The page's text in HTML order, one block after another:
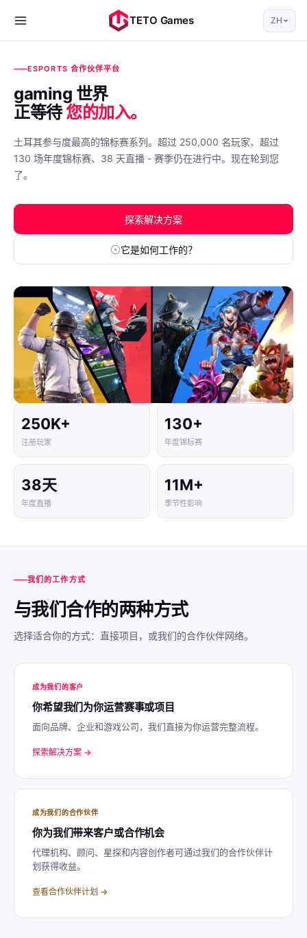
TETO Games ZH
ESPORTS 合作伙伴平台
gaming 世界
正等待您的加入。
土耳其参与度最高的锦标赛系列。超过 250,000 名玩家、超过
130 场年度锦标赛、38 天直播 - 赛季仍在进行中。现在轮到您
了。
探索解决方案
它是如何工作的？
250K+
注册玩家
130+
年度锦标赛
38天
年度直播
11M+
季节性影响
我们的工作方式
与我们合作的两种方式
选择适合你的方式：直接项目，或我们的合作伙伴网络。
成为我们的客户
你希望我们为你运营赛事或项目
面向品牌、企业和游戏公司，我们直接为你运营完整流程。
探索解决方案 →
成为我们的合作伙伴
你为我们带来客户或合作机会
代理机构、顾问、星探和内容创作者可通过我们的合作伙伴计
划获得收益。
查看合作伙伴计划 →